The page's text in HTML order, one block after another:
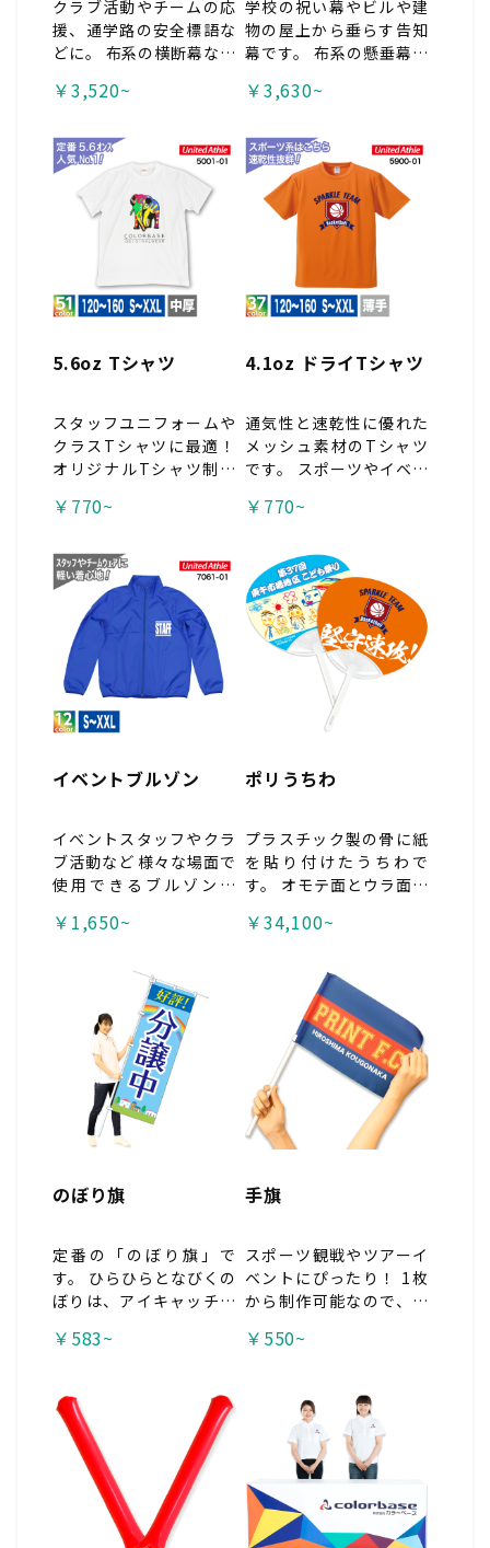
クラブ活動やチームの応
援、通学路の安全標語な
どに。 布系の横断幕なの
びも可能です！軽量で軽
手の丈夫な生地の「トロ
マット」の2種類からお
選び下さい！チームの横
断幕や応援幕に人気の商
品です。 <span style
="color:#c0392b;">※
工場直送品の為、代引き
不可。
￥3,520~
学校の祝い幕やビルや建
物の屋上から垂らす告知
幕です。 布系の懸垂幕な
材です！薄く軽量な「ト
夫な「トロマット」の2
種類からお選び下さい！
折りたたんで運ぶことも
可能です！ <span style
="color:#c0392b;">※
工場直送品の為、代引き
￥3,630~
5.6oz Tシャツ
スタッフユニフォームや
クラスTシャツに最適！
オリジナルTシャツ制作
のボディです。厚過ぎ
年中着回しができる大人
気商品です。 豊富なカラ
ーバリエーションからお
好みのボディカラーをお
選びください！ 色違いや
サイズ違いのオリジナル
Tシャツが簡単に作れる
プリント市場におまかせ
￥770~
4.1oz ドライTシャツ
通気性と速乾性に優れた
メッシュ素材のTシャツ
です。 スポーツやイベン
の多い学校行事のユニフ
としてもおすすめです。
￥770~
イベントブルゾン
イベントスタッフやクラ
ブ活動など 様々な場面で
使用できるブルゾンで
れる音が少なく 軽い着心
に羽織ることができま
￥1,650~
ポリうちわ
プラスチック製の骨に紙
を貼り付けたうちわで
す。 オモテ面とウラ面そ
インのプリントが可能！
お祭り・販促イベントの
ばらまきや、体育祭・文
化祭・応援グッズなど、
幅広い用途で大人気の定
番商品です。 <span styl
e="color:#c0392b;">※
最小ロット：100枚〜 ※
工場直送品の為、代引き
￥34,100~
のぼり旗
定番の「のぼり旗」で
す。 ひらひらとなびくの
ぼりは、アイキャッチ効
が抜けますのでお店への
躍してくれます。 <span
style="color:#c0392
b;">※複数デザインがあ
る場合は、デザイン毎の
数量をカートに追加して
ください。 ※工場直送品
の為、代引き不可。</sp
￥583~
手旗
スポーツ観戦やツアーイ
ベントにぴったり！ 1枚
から制作可能なので、小
用の旗などにもお使いい
￥550~